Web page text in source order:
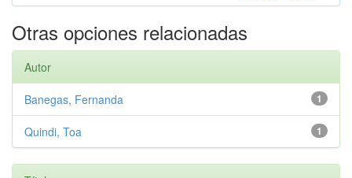
Otras opciones relacionadas
Autor
1
Banegas, Fernanda
1
Quindi, Toa